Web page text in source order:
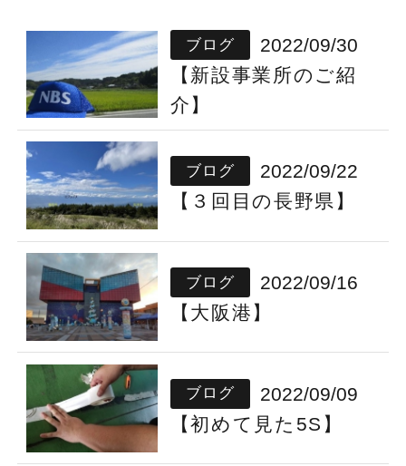
ブログ
2022/09/30
【新設事業所のご紹
介】
ブログ
2022/09/22
【３回目の長野県】
ブログ
2022/09/16
【大阪港】
ブログ
2022/09/09
【初めて見た5S】